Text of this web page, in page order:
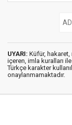
UYARI: Küfür, hakaret,
içeren, imla kuralları ile
Türkçe karakter
onaylanmamaktadır.